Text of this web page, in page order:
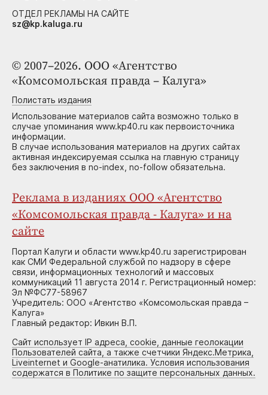
© 2007–2026. ООО «Агентство
«Комсомольская правда – Калуга»
Полистать издания
Использование материалов сайта возможно только в
случае упоминания www.kp40.ru как первоисточника
информации.
В случае использования материалов на других сайтах
активная индексируемая ссылка на главную страницу
без заключения в no-index, no-follow обязательна.
Реклама в изданиях ООО «Агентство
«Комсомольская правда - Калуга» и на
сайте
Портал Калуги и области www.kp40.ru зарегистрирован
как СМИ Федеральной службой по надзору в сфере
связи, информационных технологий и массовых
коммуникаций 11 августа 2014 г. Регистрационный номер:
Эл №ФС77-58967
Учредитель: ООО «Агентство «Комсомольская правда –
Калуга»
Главный редактор: Ивкин В.П.
Сайт использует IP адреса, cookie, данные геолокации
Пользователей сайта, а также счетчики Яндекс.Метрика,
Liveinternet и Google-анатилика. Условия использования
содержатся в Политике по защите персональных данных.
ОТДЕЛ РЕКЛАМЫ НА САЙТЕ
sz@kp.kaluga.ru